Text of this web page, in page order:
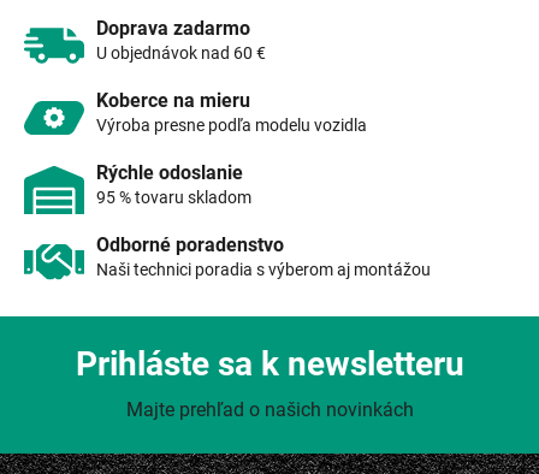
v
Doprava zadarmo
U objednávok nad 60 €
Koberce na mieru
Výroba presne podľa modelu vozidla
Rýchle odoslanie
95 % tovaru skladom
Odborné poradenstvo
Naši technici poradia s výberom aj montážou
Prihláste sa k newsletteru
Majte prehľad o našich novinkách